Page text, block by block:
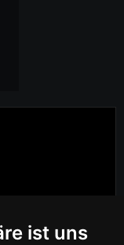
ist uns